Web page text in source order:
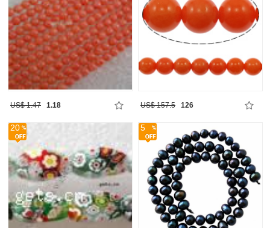
US$ 1.47 1.18 US$ 157.5 126
20 5